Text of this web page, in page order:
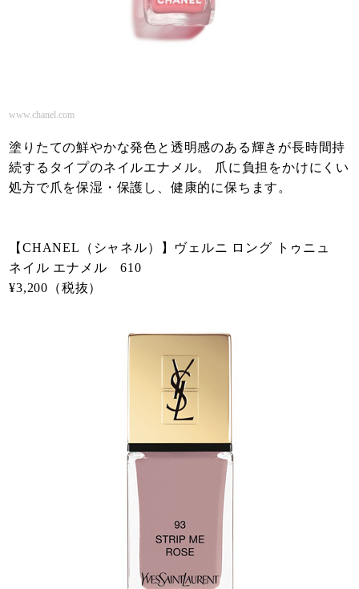
www.chanel.com
塗りたての鮮やかな発色と透明感のある輝きが長時間持
続するタイプのネイルエナメル。 爪に負担をかけにくい
処方で爪を保湿・保護し、健康的に保ちます。
【CHANEL（シャネル）】ヴェルニ ロング トゥニュ
ネイル エナメル 610
¥3,200（税抜）